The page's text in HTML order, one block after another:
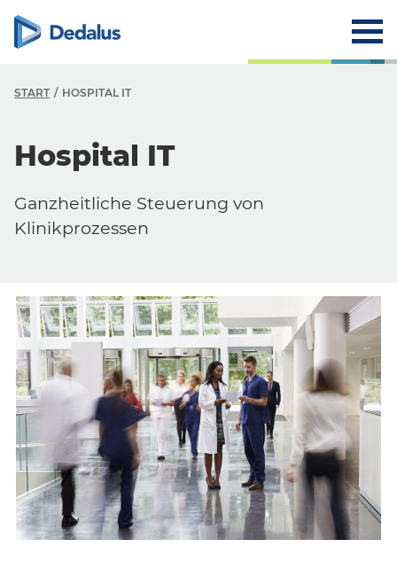
START HOSPITAL IT
Hospital IT
Ganzheitliche Steuerung von
Klinikprozessen